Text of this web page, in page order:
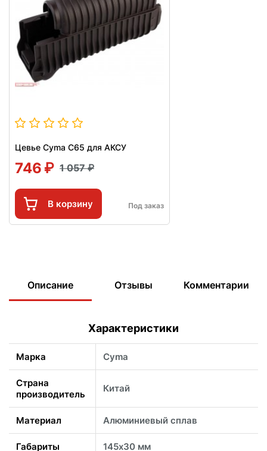
Цевье Cyma C65 для АКСУ
746 1 057
В корзину Под заказ
Описание Отзывы Комментарии
Характеристики
Марка Cyma
Страна
производитель
Китай
Материал Алюминиевый сплав
Габариты 145х30 мм